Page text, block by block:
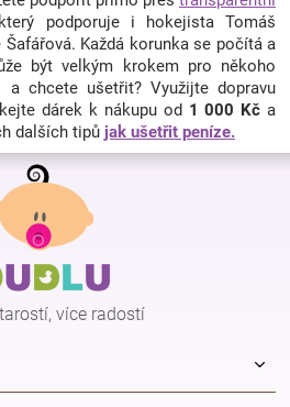
podporuje i hokejista Tomáš
Každá korunka se počítá a
být velkým krokem pro někoho
a chcete ušetřit? Využijte dopravu
dárek k nákupu od 1 000 Kč a
dalších tipů jak ušetřit peníze.
více radostí